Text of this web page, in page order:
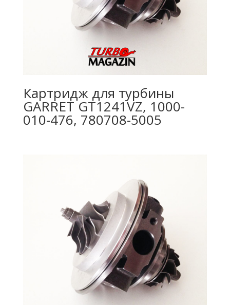
Картридж для турбины
GARRET GT1241VZ, 1000-
010-476, 780708-5005